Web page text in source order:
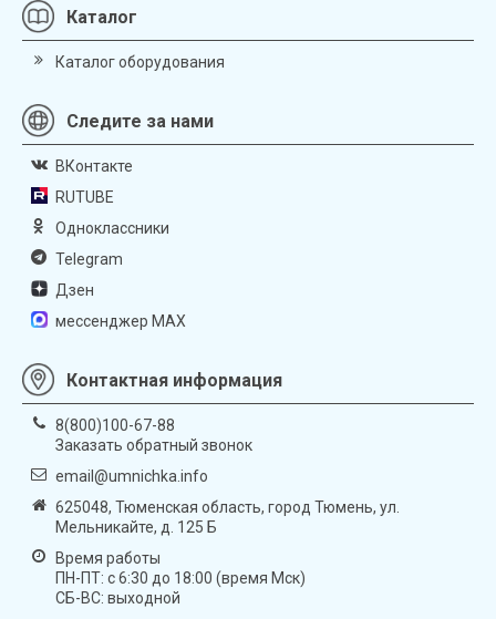
Каталог
Каталог оборудования
Следите за нами
ВКонтакте
RUTUBE
Одноклассники
Telegram
Дзен
мессенджер MAX
Контактная информация
8(800)100-67-88
Заказать обратный звонок
email@umnichka.info
625048, Тюменская область, город Тюмень, ул.
Мельникайте, д. 125 Б
Время работы
ПН-ПТ: с 6:30 до 18:00 (время Мск)
СБ-ВС: выходной